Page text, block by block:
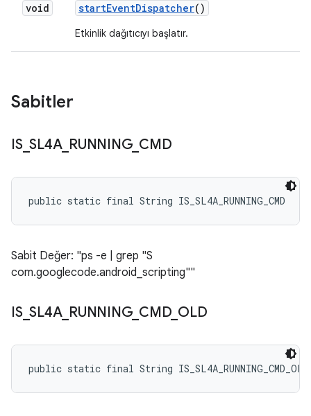
void startEventDispatcher()
Etkinlik dağıtıcıyı başlatır.
Sabitler
IS_SL4A_ RUNNING_ CMD
public static final String IS_SL4A_RUNNING_CMD
Sabit Değer: "ps -e | grep "S
com.googlecode.android_scripting""
IS_SL4A_ RUNNING_ CMD_ OLD
public static final String IS_SL4A_RUNNING_CMD_OLD